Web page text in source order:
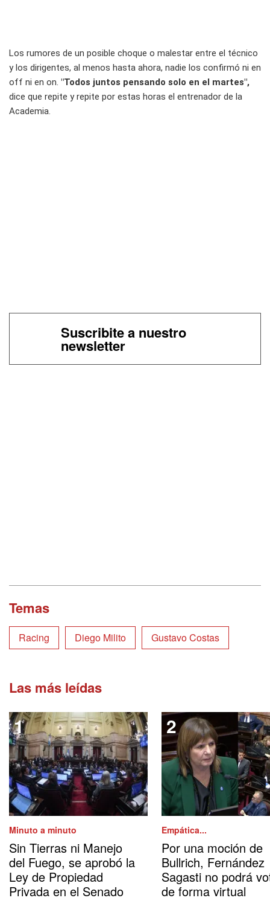
Los rumores de un posible choque o malestar entre el técnico
y los dirigentes, al menos hasta ahora, nadie los confirmó ni en
off ni en on. "Todos juntos pensando solo en el martes",
dice que repite y repite por estas horas el entrenador de la
Academia.
Suscribite a nuestro
newsletter
Temas
Racing Diego Milito Gustavo Costas
Las más leídas
Minuto a minuto
Sin Tierras ni Manejo
del Fuego, se aprobó la
Ley de Propiedad
Privada en el Senado
Empática...
Por una moción de
Bullrich, Fernández
Sagasti no podrá
de forma virtual